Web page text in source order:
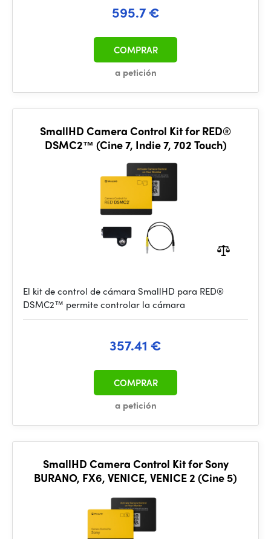
595.7 €
a petición
COMPRAR
SmallHD Camera Control Kit for RED®
DSMC2™ (Cine 7, Indie 7, 702 Touch)
El kit de control de cámara SmallHD para RED®
DSMC2™ permite controlar la cámara
357.41 €
a petición
COMPRAR
SmallHD Camera Control Kit for Sony
BURANO, FX6, VENICE, VENICE 2 (Cine 5)